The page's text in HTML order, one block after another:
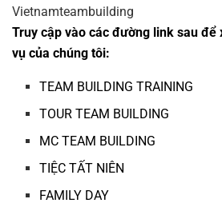
Truy cập vào các đường link sau
vụ của chúng tôi:
TEAM BUILDING TRAINING
TOUR TEAM BUILDING
MC TEAM BUILDING
TIỆC TẤT NIÊN
FAMILY DAY